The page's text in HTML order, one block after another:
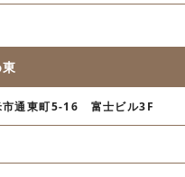
通東町5-16 富士ビル3F